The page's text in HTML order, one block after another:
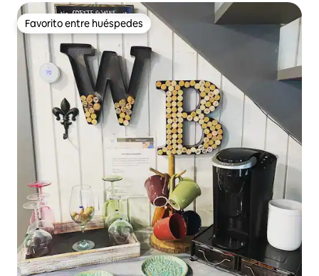
Favorito entre huéspedes
Favorito entre huéspedes